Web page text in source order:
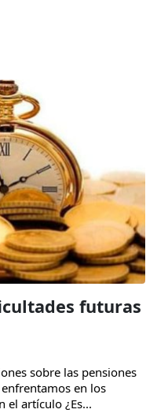
futuras
sobre las pensiones
en los
el artículo ¿Es...